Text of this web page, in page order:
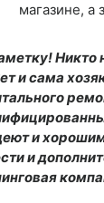
магазине, а
Никто
и сама
и
и